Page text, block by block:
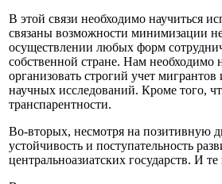
В этой связи необходимо научиться
связаны возможности минимизации
осуществлении любых форм
собственной стране. Нам необходимо
организовать строгий учет
научных исследований. Кроме того,
транспарентности.
Во-вторых, несмотря на позитивную
устойчивость и поступательность
центральноазиатских государств. И